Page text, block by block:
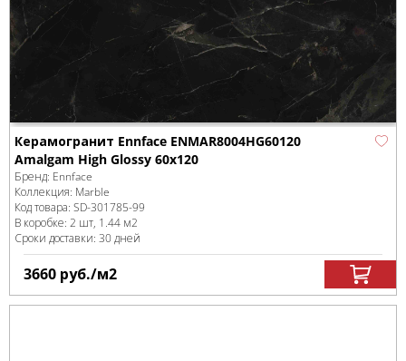
Керамогранит Ennface ENMAR8004HG60120
Amalgam High Glossy 60x120
Бренд: Ennface
Коллекция: Marble
Код товара: SD-301785-99
В коробке: 2 шт, 1.44 м2
Сроки доставки: 30 дней
3660 руб./м2